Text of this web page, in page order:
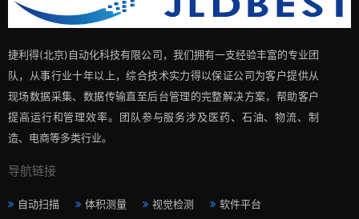
捷利得(北京)自动化科技有限公司，我们拥有一支经验丰富的专业团
队，从事行业十年以上，综合技术实力得以保证公司为客户提供从
现场数据采集、数据传输直至后台管理的完整解决方案，帮助客户
提高运行和管理效率。团队参与服务涉及医药、石油、物流、制
造、电商等多类行业。
导航链接
自动扫描 体积测量 视觉检测 软件平台